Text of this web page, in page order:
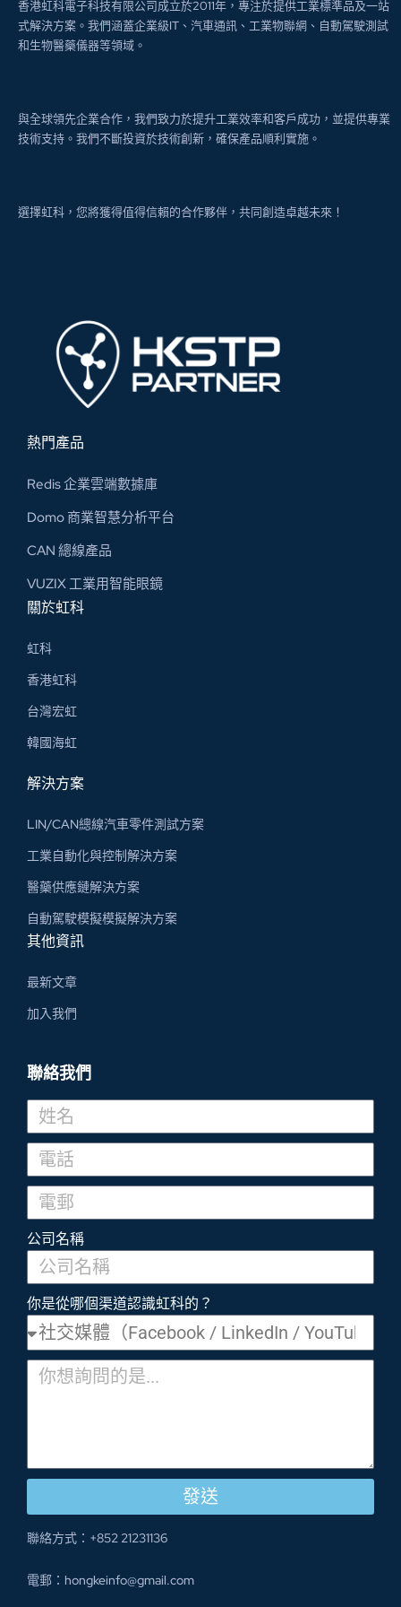
香港虹科電子科技有限公司成立於2011年，專注於提供工業標準品及一站
式解決方案。我們涵蓋企業級IT、汽車通訊、工業物聯網、自動駕駛測試
和生物醫藥儀器等領域。
與全球領先企業合作，我們致力於提升工業效率和客戶成功，並提供專業
技術支持。我們不斷投資於技術創新，確保產品順利實施。
選擇虹科，您將獲得值得信賴的合作夥伴，共同創造卓越未來！
熱門產品
Redis 企業雲端數據庫
Domo 商業智慧分析平台
CAN 總線​產品
VUZIX 工業用智能眼鏡
關於虹科
虹科
香港虹科
台灣宏虹
韓國海虹
解決方案
LIN/CAN總線汽車零件測試方案
工業自動化與控制解決方案
醫藥供應鏈解決方案
自動駕駛模擬模擬解決方案
其他資訊
最新文章
加入我們
聯絡我們
公司名稱
你是從哪個渠道認識虹科的？
發送
聯絡方式：+852 21231136
電郵： hongkeinfo@gmail.com